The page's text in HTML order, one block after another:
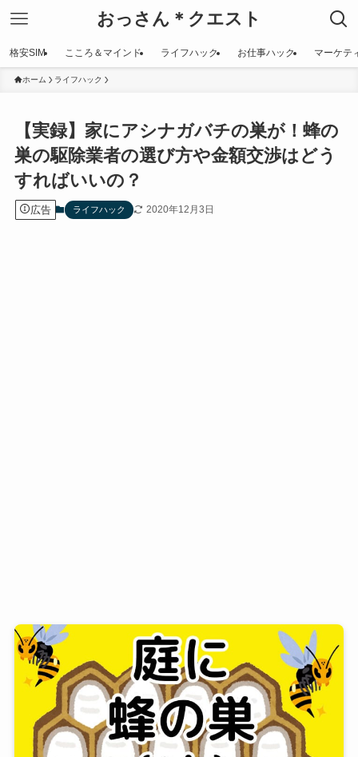
おっさん＊クエスト
格安SIM こころ＆マインド ライフハック お仕事ハック マーケテ
ホーム ライフハック
【実録】家にアシナガバチの巣が！蜂の
巣の駆除業者の選び方や金額交渉はどう
すればいいの？
広告 ライフハック 2020年12月3日